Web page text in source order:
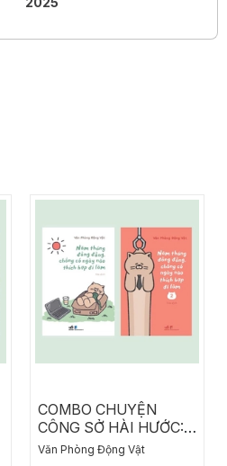
COMBO CHUYỆN
CÔNG SỞ HÀI HƯỚC:
CHO AI GHÉT ĐI LÀM -
Văn Phòng Động Vật